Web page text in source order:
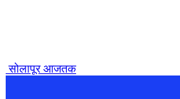
सोलापूर आजतक